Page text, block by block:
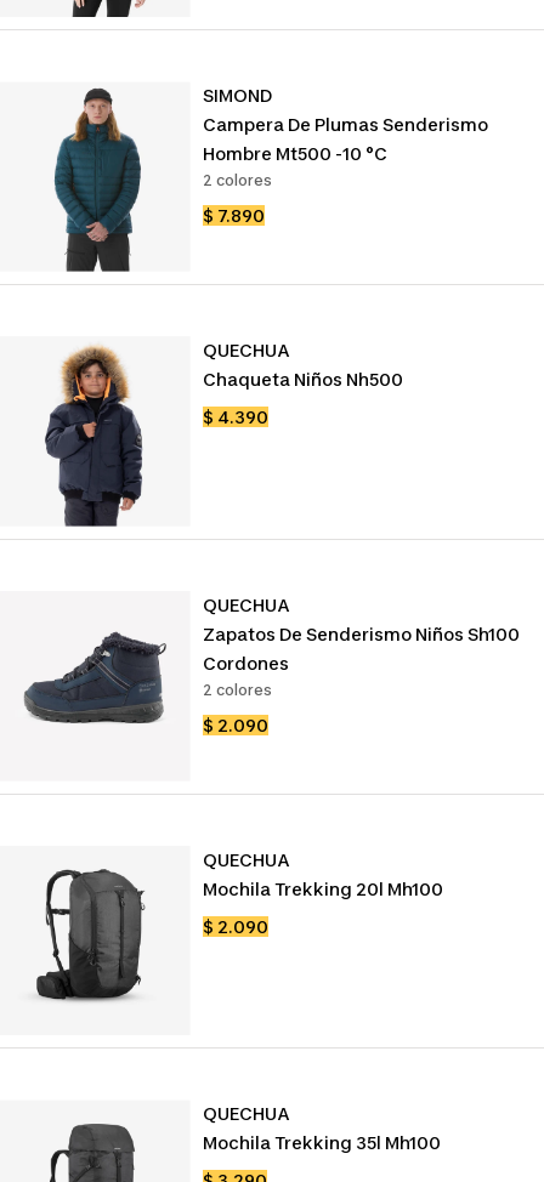
SIMOND
Campera De Plumas Senderismo
Hombre Mt500 -10 °c
2 colores
Precio
$ 7.890
QUECHUA
Chaqueta Niños Nh500
Precio
$ 4.390
QUECHUA
Zapatos De Senderismo Niños Sh100
Cordones
2 colores
Precio
$ 2.090
QUECHUA
Mochila Trekking 20l Mh100
Precio
$ 2.090
QUECHUA
Mochila Trekking 35l Mh100